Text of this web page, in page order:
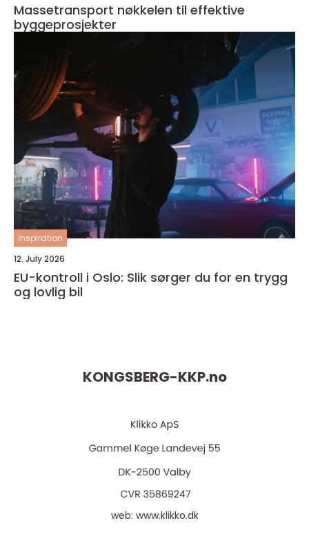
Massetransport nøkkelen til effektive
byggeprosjekter
inspiration
12. July 2026
EU-kontroll i Oslo: Slik sørger du for en trygg
og lovlig bil
KONGSBERG-KKP.no
web: www.klikko.dk